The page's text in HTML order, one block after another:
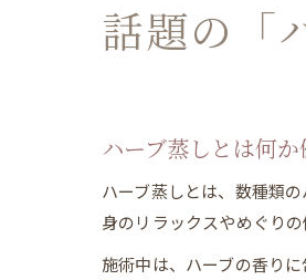
話題の「
ハーブ蒸しとは何
ハーブ蒸しとは、数種類
身のリラックスやめぐり
施術中は、ハーブの香り